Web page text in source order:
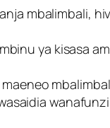
mbalimbali,
ya kisasa